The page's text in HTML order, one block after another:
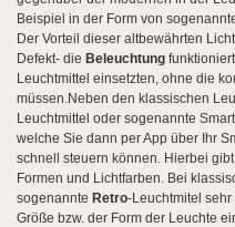
Beispiel in der Form von
Der Vorteil dieser altbewährten
Defekt- die Beleuchtung
Leuchtmittel einsetzten, ohne die
müssen.Neben den klassischen
Leuchtmittel oder sogenannte
welche Sie dann per App über Ihr
schnell steuern können. Hierbei
Formen und Lichtfarben. Bei
sogenannte Retro-Leuchtmitel
Größe bzw. der Form der Leuchte